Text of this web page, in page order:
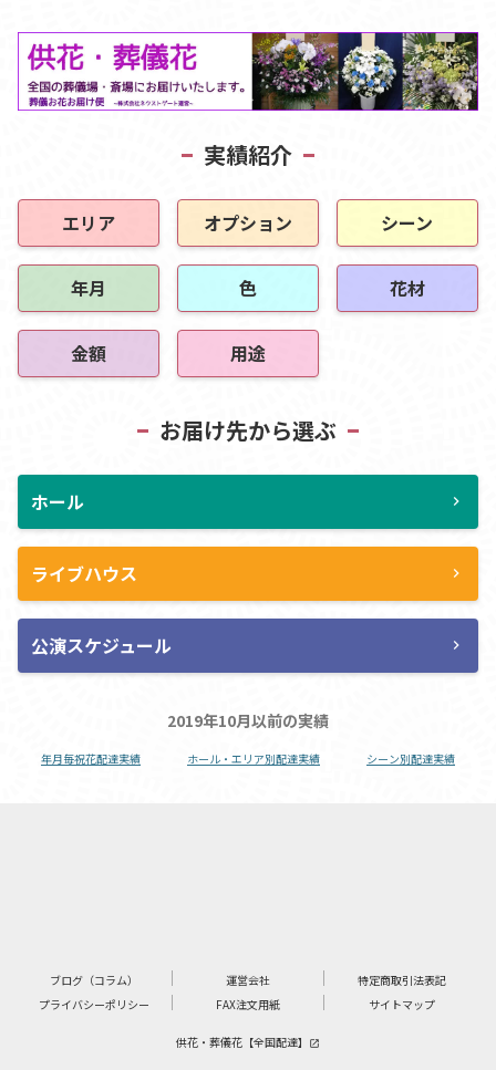
実績紹介
エリア オプション シーン
年月 色 花材
金額 用途
お届け先から選ぶ
ホール chevron_right
ライブハウス chevron_right
公演スケジュール chevron_right
2019年10月以前の実績
年月毎祝花配達実績 ホール・エリア別配達実績 シーン別配達実績
ブログ（コラム） 運営会社
特定商取引法表記
プライバシーポリシー
FAX注文用紙 サイトマップ
供花・葬儀花【全国配達】 launch